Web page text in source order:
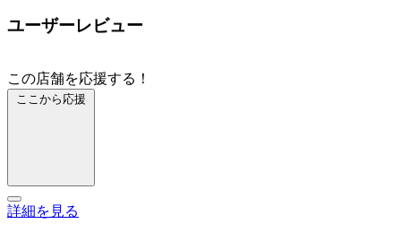
ユーザーレビュー
この店舗を応援する！
ここから応援
詳細を見る